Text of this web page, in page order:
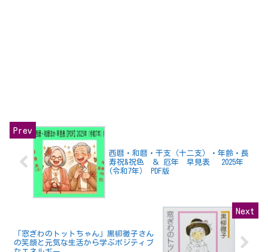
西暦・和暦・干支（十二支）・年齢・長
寿祝&祝色 ＆ 厄年 早見表 2025年
(令和7年） PDF版
「窓ぎわのトットちゃん」黒柳徹子さん
の笑顔と元気な生活から学ぶポジティブ